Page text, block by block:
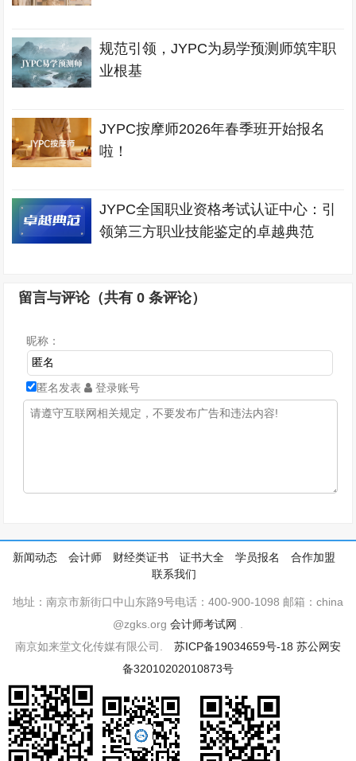
规范引领，JYPC为易学预测师筑牢职
业根基
JYPC按摩师2026年春季班开始报名
啦！
JYPC全国职业资格考试认证中心：引
领第三方职业技能鉴定的卓越典范
留言与评论（共有0 条评论）
昵称：
匿名发表 登录账号
新闻动态 会计师 财经类证书 证书大全 学员报名
合作加盟
联系我们
地址：南京市新街口中山东路9号电话：400-900-1098 邮箱：china
@zgks.org 会计师考试网
南京如来堂文化传媒有限公司. 苏ICP备19034659号-18 苏公网安
备32010202010873号